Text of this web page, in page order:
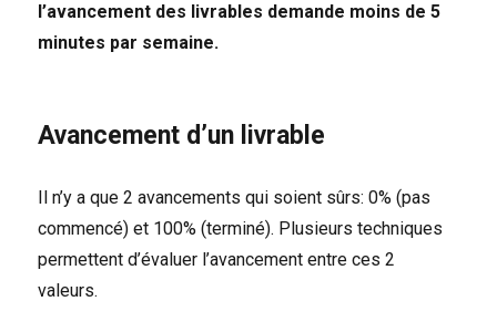
l’avancement des livrables demande moins de 5
minutes par semaine.
Avancement d’un livrable
Il n’y a que 2 avancements qui soient sûrs: 0% (pas
commencé) et 100% (terminé). Plusieurs techniques
permettent d’évaluer l’avancement entre ces 2
valeurs.